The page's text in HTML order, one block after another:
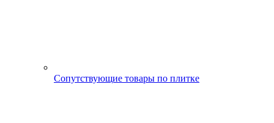
Сопутствующие товары по плитке